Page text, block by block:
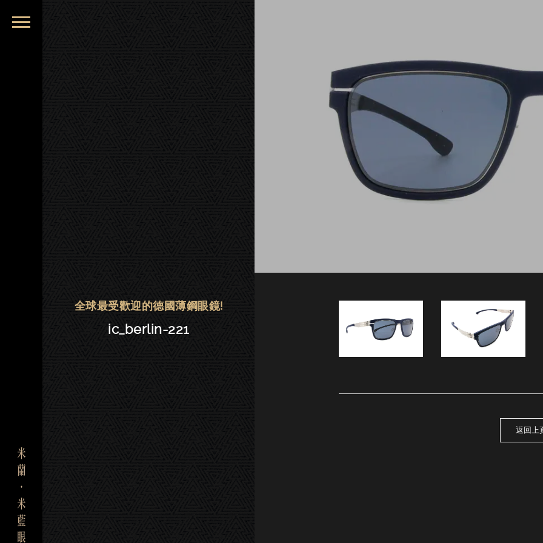
ic! berlin眼鏡 | 東門－ic_berlin-221
全球最受歡迎的德國薄鋼眼鏡!
ic_berlin-221
返回上